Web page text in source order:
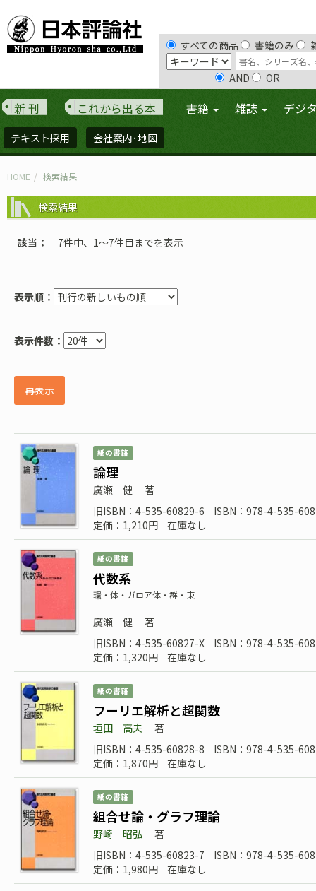
すべての商品 書籍のみ
AND OR
新 刊 これから出る本 書籍 雑誌 デジ
テキスト採用 会社案内･地図
HOME 検索結果
検索結果
該当 7件中、1〜7件目までを表示
表示順：
表示件数：
再表示
紙の書籍
論理
廣瀬 健
著
旧ISBN：4-535-60829-6
ISBN：978-4-535-
定価：1,210円
在庫なし
紙の書籍
代数系
環・体・ガロア体・群・束
廣瀬 健
著
旧ISBN：4-535-60827-X
ISBN：978-4-535-
定価：1,320円
在庫なし
紙の書籍
フーリエ解析と超関数
垣田 高夫
著
旧ISBN：4-535-60828-8
ISBN：978-4-535-
定価：1,870円
在庫なし
紙の書籍
組合せ論・グラフ理論
野崎 昭弘
著
旧ISBN：4-535-60823-7
ISBN：978-4-535-
定価：1,980円
在庫なし